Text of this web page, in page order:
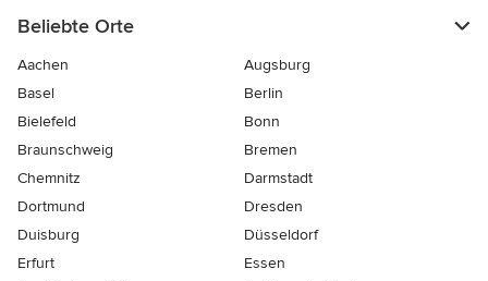
Beliebte Orte
Aachen
Augsburg
Basel
Berlin
Bielefeld
Bonn
Braunschweig
Bremen
Chemnitz
Darmstadt
Dortmund
Dresden
Duisburg
Düsseldorf
Erfurt
Essen